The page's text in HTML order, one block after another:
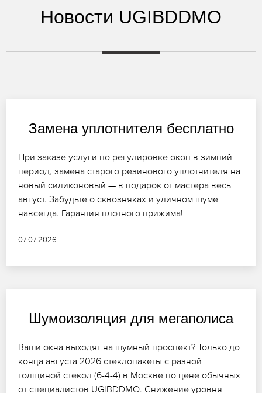
Новости UGIBDDMO
Замена уплотнителя бесплатно
При заказе услуги по регулировке окон в зимний
период, замена старого резинового уплотнителя на
новый силиконовый — в подарок от мастера весь
август. Забудьте о сквозняках и уличном шуме
навсегда. Гарантия плотного прижима!
07.07.2026
Шумоизоляция для мегаполиса
Ваши окна выходят на шумный проспект? Только до
конца августа 2026 стеклопакеты с разной
толщиной стекол (6-4-4) в Москве по цене обычных
от специалистов UGIBDDMO. Снижение уровня